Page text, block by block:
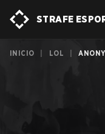
STRAFE
INICIO LOL